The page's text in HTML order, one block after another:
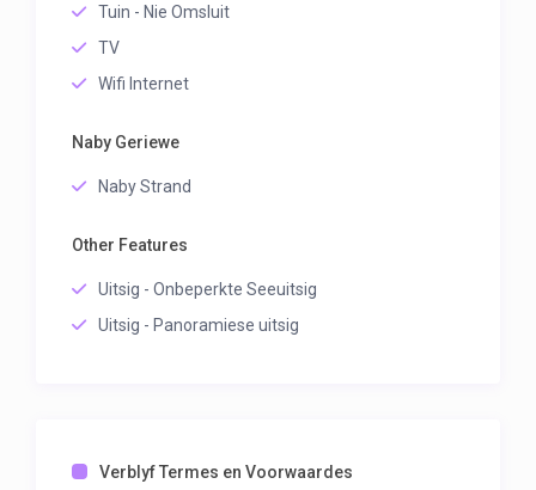
Tuin - Nie Omsluit
TV
Wifi Internet
Naby Geriewe
Naby Strand
Other Features
Uitsig - Onbeperkte Seeuitsig
Uitsig - Panoramiese uitsig
Verblyf Termes en Voorwaardes